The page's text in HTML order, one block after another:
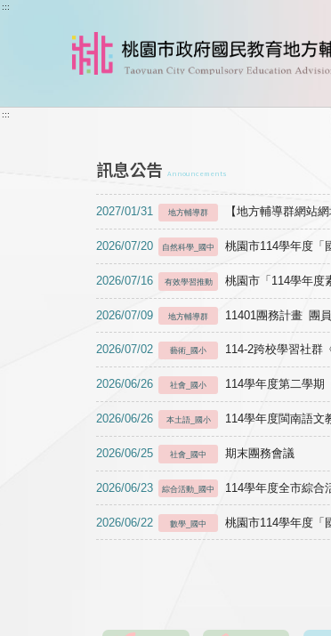
跳到主要內容
:::
:::
訊息公告 Announcements
2027/01/31 地方輔導群 【地方輔導群網站網
2026/07/20 自然科學_國中 桃園市114學年度「
2026/07/16 有效學習推動 桃園市「114學年度
2026/07/09 地方輔導群 11401團務計畫 團
2026/07/02 藝術_國小 114-2跨校學習社群
2026/06/26 社會_國小 114學年度第二學期
2026/06/26 本土語_國小 114學年度閩南語文
2026/06/25 社會_國中 期末團務會議
2026/06/23 綜合活動_國中 114學年度全市綜合
2026/06/22 數學_國中 桃園市114學年度「